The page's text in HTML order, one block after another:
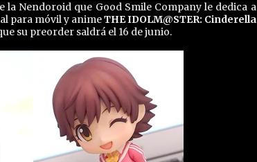
Nendoroid que Good Smile Company le dedica a
para móvil y animeTHE IDOLM@STER: Cinderella
su preorder saldrá el 16 de junio.